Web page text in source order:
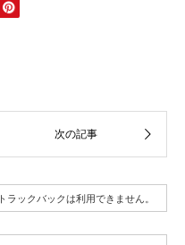
トラックバックは利用できません。